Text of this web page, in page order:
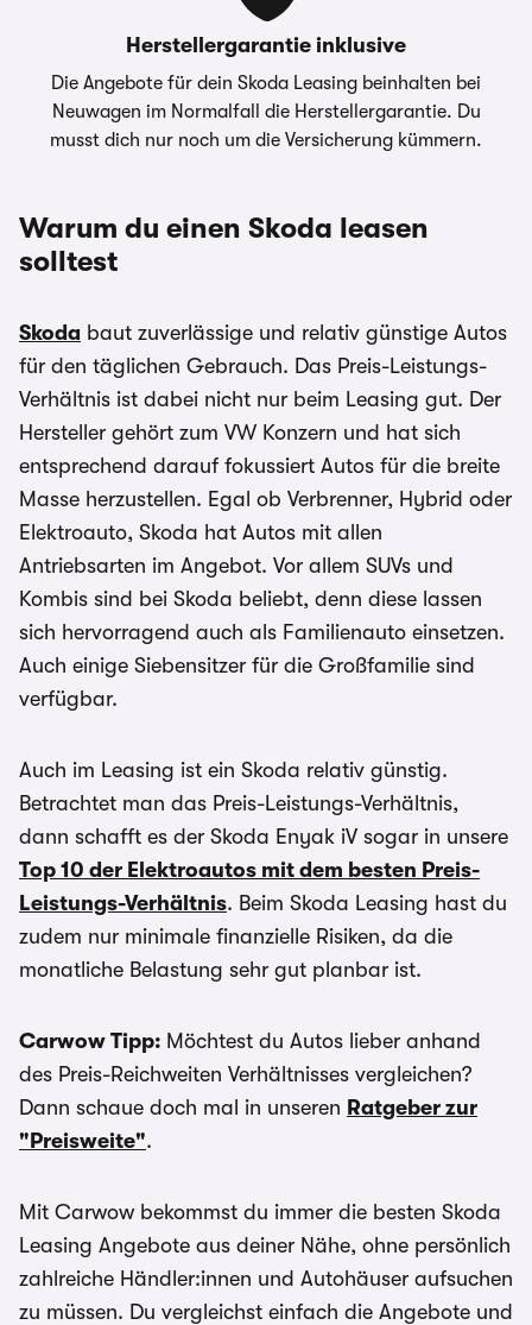
Herstellergarantie inklusive
Die Angebote für dein Skoda Leasing beinhalten bei
Neuwagen im Normalfall die Herstellergarantie. Du
musst dich nur noch um die Versicherung kümmern.
Warum du einen Skoda leasen
solltest
Skoda baut zuverlässige und relativ günstige Autos
für den täglichen Gebrauch. Das Preis-Leistungs-
Verhältnis ist dabei nicht nur beim Leasing gut. Der
Hersteller gehört zum VW Konzern und hat sich
entsprechend darauf fokussiert Autos für die breite
Masse herzustellen. Egal ob Verbrenner, Hybrid oder
Elektroauto, Skoda hat Autos mit allen
Antriebsarten im Angebot. Vor allem SUVs und
Kombis sind bei Skoda beliebt, denn diese lassen
sich hervorragend auch als Familienauto einsetzen.
Auch einige Siebensitzer für die Großfamilie sind
verfügbar.
Auch im Leasing ist ein Skoda relativ günstig.
Betrachtet man das Preis-Leistungs-Verhältnis,
dann schafft es der Skoda Enyak iV sogar in unsere
Top 10 der Elektroautos mit dem besten Preis-
Leistungs-Verhältnis. Beim Skoda Leasing hast du
zudem nur minimale finanzielle Risiken, da die
monatliche Belastung sehr gut planbar ist.
Carwow Tipp: Möchtest du Autos lieber anhand
des Preis-Reichweiten Verhältnisses vergleichen?
Dann schaue doch mal in unseren Ratgeber zur
"Preisweite".
Mit Carwow bekommst du immer die besten Skoda
Leasing Angebote aus deiner Nähe, ohne persönlich
zahlreiche Händler:innen und Autohäuser aufsuchen
zu müssen. Du vergleichst einfach die Angebote und